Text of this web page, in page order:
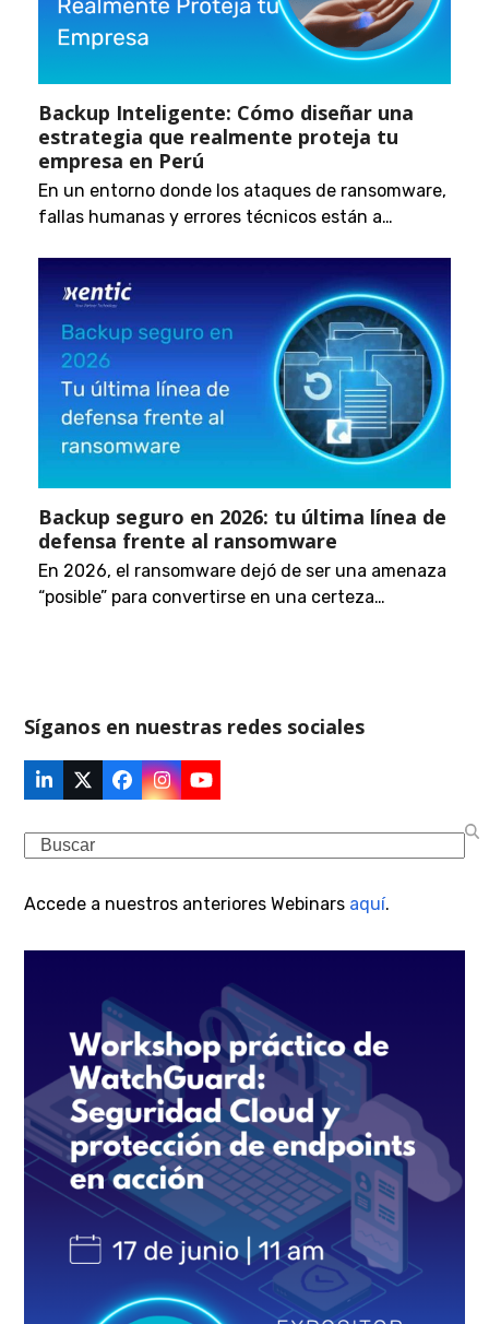
Backup Inteligente: Cómo diseñar una
estrategia que realmente proteja tu
empresa en Perú
En un entorno donde los ataques de ransomware,
fallas humanas y errores técnicos están a…
Backup seguro en 2026: tu última línea de
defensa frente al ransomware
En 2026, el ransomware dejó de ser una amenaza
“posible” para convertirse en una certeza…
Síganos en nuestras redes sociales
LinkedIn
Twitter
(deprecated)
Facebook
Instagram
YouTube
Search
Accede a nuestros anteriores Webinars aquí.